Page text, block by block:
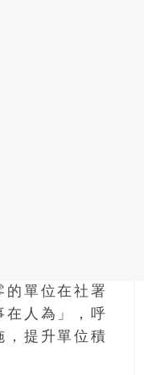
的單位在社署
在人為」，呼
，提升單位積